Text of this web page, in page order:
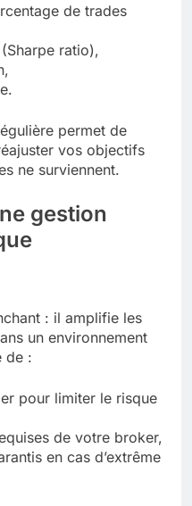
de trades
ratio),
permet de
vos objectifs
ne surviennent.
gestion
: il amplifie les
un environnement
de :
pour limiter le risque
de votre broker,
en cas d’extrême